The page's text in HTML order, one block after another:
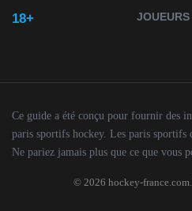
18+ JOUEURS
Ce guide a été conçu pour fournir des
paris sportifs hockey. Les paris sportifs
Ne pariez jamais plus que ce que vous
© 2026 hockey-